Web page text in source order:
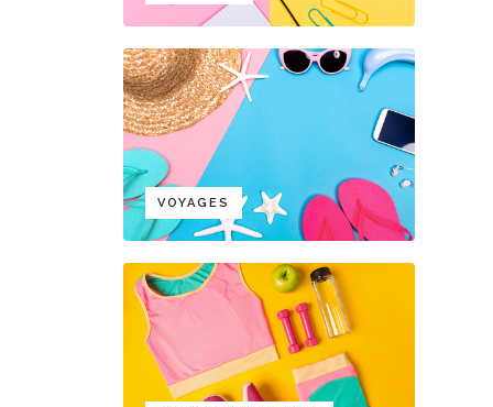
VOYAGES